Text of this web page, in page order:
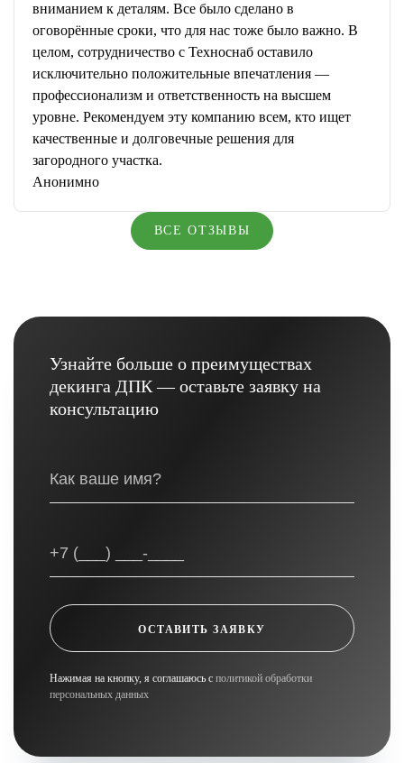
вниманием к деталям. Все было сделано в
оговорённые сроки, что для нас тоже было важно. В
целом, сотрудничество с Техноснаб оставило
исключительно положительные впечатления —
профессионализм и ответственность на высшем
уровне. Рекомендуем эту компанию всем, кто ищет
качественные и долговечные решения для
загородного участка.
Анонимно
ВСЕ ОТЗЫВЫ
Узнайте больше о преимуществах
декинга ДПК — оставьте заявку на
консультацию
ОСТАВИТЬ ЗАЯВКУ
Нажимая на кнопку, я соглашаюсь с политикой обработки
персональных данных